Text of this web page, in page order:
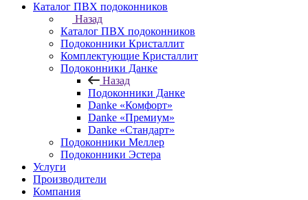
Каталог ПВХ подоконников
Назад
Каталог ПВХ подоконников
Подоконники Кристаллит
Комплектующие Кристаллит
Подоконники Данке
Назад
Подоконники Данке
Danke «Комфорт»
Danke «Премиум»
Danke «Стандарт»
Подоконники Меллер
Подоконники Эстера
Услуги
Производители
Компания